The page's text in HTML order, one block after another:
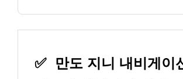
✅
만도 지니 내비게이